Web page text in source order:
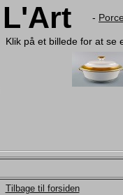
L'Art -
Klik på et billede for at
Tilbage til forsiden